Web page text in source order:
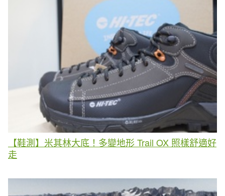
【鞋測】米其林大底！多變地形 Trail OX 照樣舒適好
走